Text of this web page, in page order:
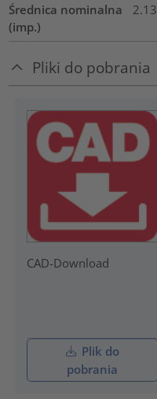
Średnica nominalna
(imp.)
2.13
Pliki do pobrania
CAD-Download
Plik do
pobrania